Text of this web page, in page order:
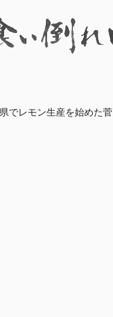
レモン生産を始めた